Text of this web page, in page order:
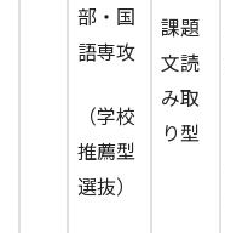
部・国
語専攻
（学校
推薦型
選抜）
課題
文読
み取
り型